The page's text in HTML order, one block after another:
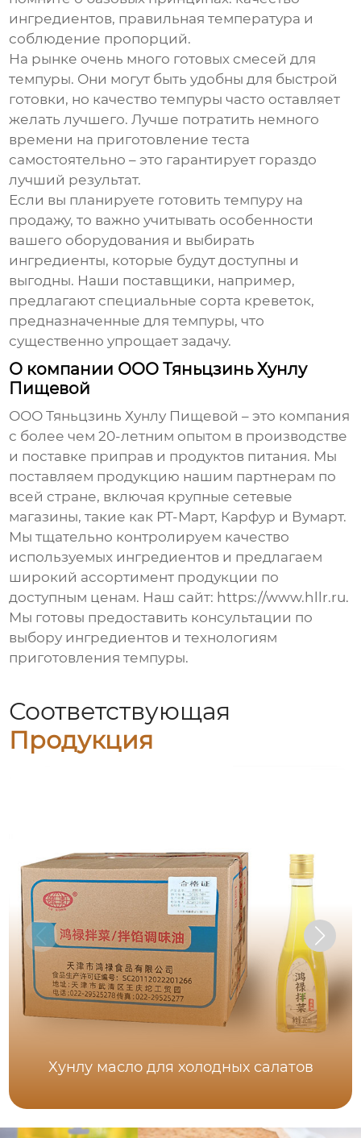
ингредиентов, правильная температура и
соблюдение пропорций.
На рынке очень много готовых смесей для
темпуры. Они могут быть удобны для быстрой
готовки, но качество темпуры часто оставляет
желать лучшего. Лучше потратить немного
времени на приготовление теста
самостоятельно – это гарантирует гораздо
лучший результат.
Если вы планируете готовить темпуру на
продажу, то важно учитывать особенности
вашего оборудования и выбирать
ингредиенты, которые будут доступны и
выгодны. Наши поставщики, например,
предлагают специальные сорта креветок,
предназначенные для темпуры, что
существенно упрощает задачу.
О компании ООО Тяньцзинь Хунлу
Пищевой
ООО Тяньцзинь Хунлу Пищевой – это компания
с более чем 20-летним опытом в производстве
и поставке приправ и продуктов питания. Мы
поставляем продукцию нашим партнерам по
всей стране, включая крупные сетевые
магазины, такие как РТ-Март, Карфур и Вумарт.
Мы тщательно контролируем качество
используемых ингредиентов и предлагаем
широкий ассортимент продукции по
доступным ценам. Наш сайт: https://www.hllr.ru.
Мы готовы предоставить консультации по
выбору ингредиентов и технологиям
приготовления темпуры.
Соответствующая
Продукция
Хунлу масло для холодных салатов